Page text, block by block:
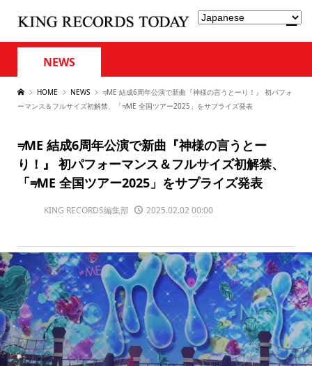
NEWS
HOME NEWS
≠ME 結成6周年公演で新曲『神様の言うとーり！』 初パフォ
ーマンス＆フルサイズ初解禁、「≠ME 全国ツアー2025」をサプライズ発表
≠ME 結成6周年公演で新曲『神様の言うとー
り！』 初パフォーマンス＆フルサイズ初解禁、
「≠ME 全国ツアー2025」をサプライズ発表
KING RECORDS編集部 2025.02.02 00:00